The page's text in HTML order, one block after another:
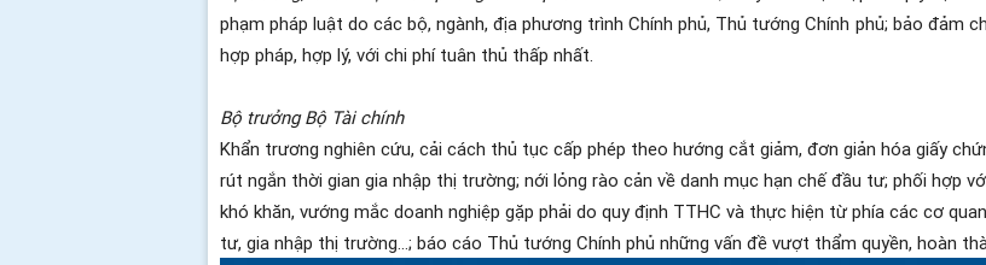
phạm pháp luật do các bộ, ngành, địa phương trình Chính phủ, Thủ tướng Chính phủ; bảo đảm
hợp pháp, hợp lý, với chi phí tuân thủ thấp nhất.
Bộ trưởng Bộ Tài chính
Khẩn trương nghiên cứu, cải cách thủ tục cấp phép theo hướng cắt giảm, đơn giản hóa giấy
rút ngắn thời gian gia nhập thị trường; nới lỏng rào cản về danh mục hạn chế đầu tư; phối hợp
khó khăn, vướng mắc doanh nghiệp gặp phải do quy định TTHC và thực hiện từ phía các cơ
tư, gia nhập thị trường…; báo cáo Thủ tướng Chính phủ những vấn đề vượt thẩm quyền, hoàn